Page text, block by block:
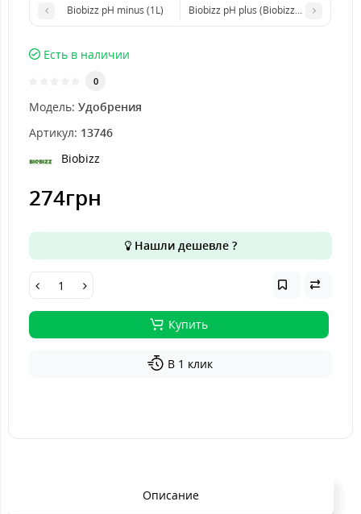
Biobizz pH minus (1L) Biobizz pH plus (Biobizz pH plus 500
Есть в наличии
0
Модель: Удобрения
Артикул: 13746
Biobizz
274грн
Нашли дешевле ?
Купить
В 1 клик
Описание